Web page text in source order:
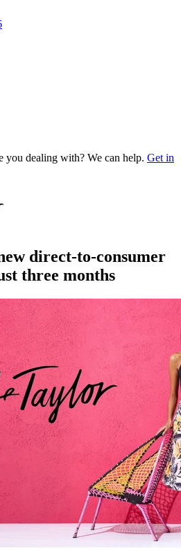
you dealing with? We can help. Get in
direct-to-consumer
three months